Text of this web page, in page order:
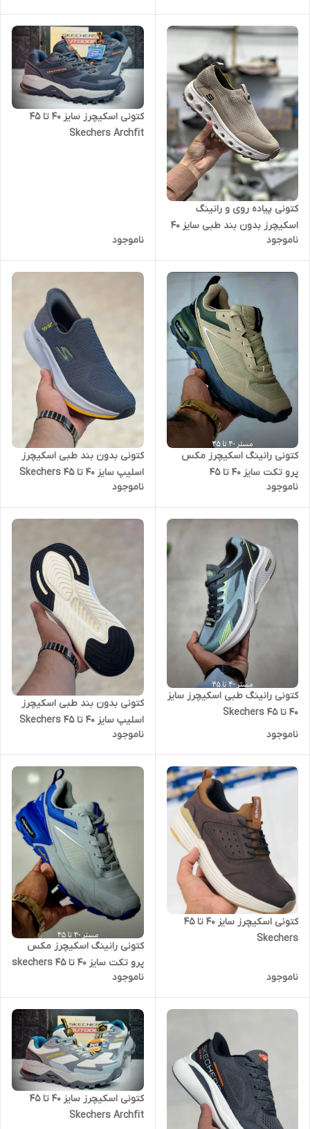
کتونی پیاده روی و رانینگ
اسکیچرز بدون بند طبی سایز 40
تا 45 SKECHERS
ناموجود
کتونی اسکیچرز سایز ۴۰ تا ۴۵
Skechers Archfit
ناموجود
کتونی رانینگ اسکیچرز مکس
پرو تکت سایز 40 تا 45
skechers max protect
ناموجود
کتونی بدون بند طبی اسکیچرز
اسلیپ سایز 40 تا 45 Skechers
slip ins
ناموجود
کتونی رانینگ طبی اسکیچرز سایز
40 تا 45 Skechers
ناموجود
کتونی بدون بند طبی اسکیچرز
اسلیپ سایز 40 تا 45 Skechers
slip ins
ناموجود
کتونی اسکیچرز سایز ۴۰ تا ۴۵
Skechers
ناموجود
کتونی رانینگ اسکیچرز مکس
پرو تکت سایز 40 تا 45 skechers
max protect
ناموجود
کتونی اسکیچرز سایز ۴۰ تا ۴۵
Skechers Archfit